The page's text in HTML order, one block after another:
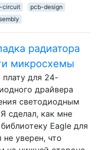
circuit
pcb-design
радиатора
микросхемы
для 24-
драйвера
светодиодным
сделал, как мне
Eagle для
уверен, что